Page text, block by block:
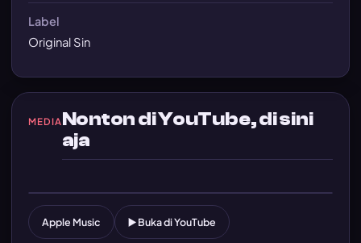
Label
Original Sin
MEDIANonton di YouTube, di sini
aja
Putar MV — Fallen Star
Apple Music ▶️ Buka di YouTube